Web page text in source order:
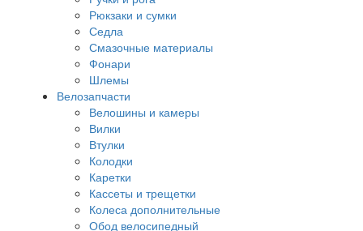
Рюкзаки и сумки
Седла
Смазочные материалы
Фонари
Шлемы
Велозапчасти
Велошины и камеры
Вилки
Втулки
Колодки
Каретки
Кассеты и трещетки
Колеса дополнительные
Обод велосипедный